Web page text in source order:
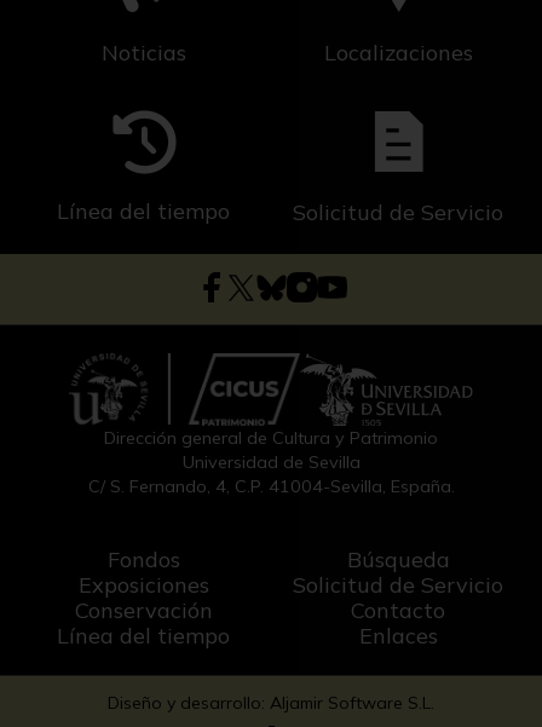
Noticias Localizaciones
Línea del tiempo Solicitud de Servicio
Dirección general de Cultura y Patrimonio
Universidad de Sevilla
C/ S. Fernando, 4, C.P. 41004-Sevilla, España.
Fondos
Exposiciones
Conservación
Línea del tiempo
Búsqueda
Solicitud de Servicio
Contacto
Enlaces
Diseño y desarrollo: Aljamir Software S.L.